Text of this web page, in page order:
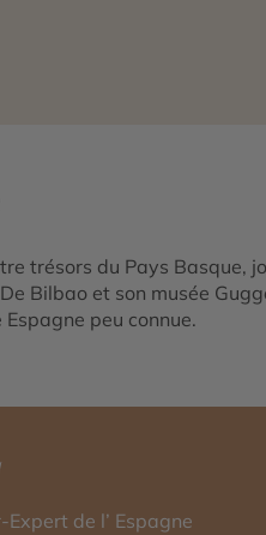
trésors du Pays Basque,
Bilbao et son musée
peu connue.
Expert de l’ Espagne